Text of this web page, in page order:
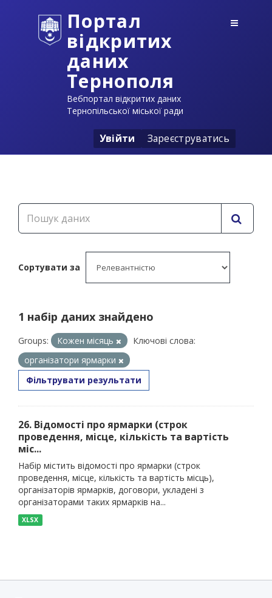
Портал
відкритих
даних
Тернополя
Вебпортал відкритих даних
Тернопільської міської ради
Увійти Зареєструватись
Сортувати за
1 набір даних знайдено
Groups: Кожен місяць
Ключові слова:
організатори ярмарки
Фільтрувати результати
26. Відомості про ярмарки (строк
проведення, місце, кількість та вартість
міс...
Набір містить відомості про ярмарки (строк
проведення, місце, кількість та вартість місць),
організаторів ярмарків, договори, укладені з
організаторами таких ярмарків на...
XLSX